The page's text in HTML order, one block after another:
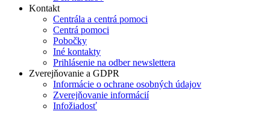
Kontakt
Centrála a centrá pomoci
Centrá pomoci
Pobočky
Iné kontakty
Prihlásenie na odber newslettera
Zverejňovanie a GDPR
Informácie o ochrane osobných údajov
Zverejňovanie informácií
Infožiadosť